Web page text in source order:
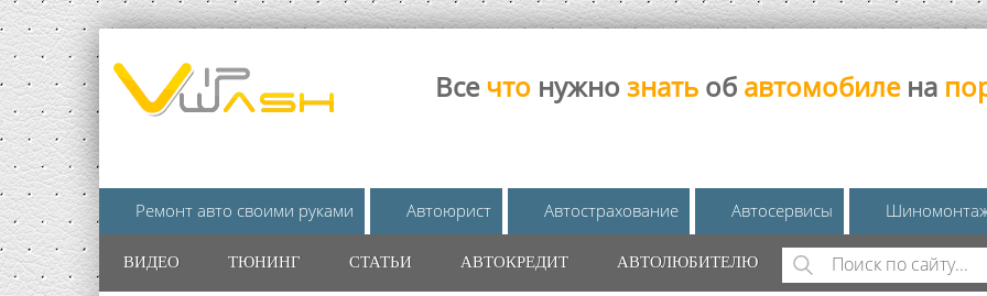
Все что нужно знать об автомобиле на
Ремонт авто своими руками Автоюрист Автострахование Автосервисы
ВИДЕО ТЮНИНГ СТАТЬИ АВТОКРЕДИТ АВТОЛЮБИТЕЛЮ
ФОРМА
Поиск